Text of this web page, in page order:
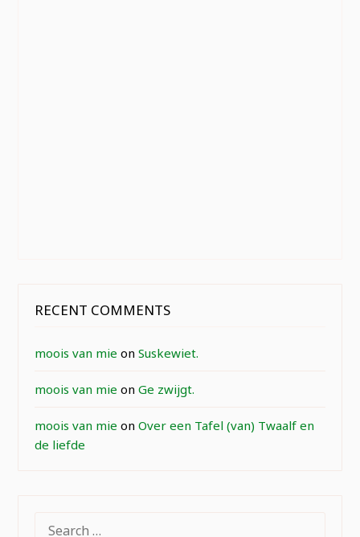
RECENT COMMENTS
moois van mie onSuskewiet.
moois van mie onGe zwijgt.
moois van mie onOver een Tafel (van) Twaalf en
de liefde